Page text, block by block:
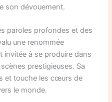
son dévouement.
paroles profondes et des
une renommée
invitée à se produire dans
prestigieuses. Sa
et touche les cœurs de
le monde.